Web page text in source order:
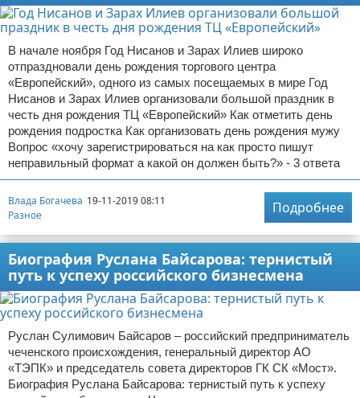
В начале ноября Год Нисанов и Зарах Илиев широко
отпраздновали день рождения торгового центра
«Европейский», одного из самых посещаемых в мире Год
Нисанов и Зарах Илиев организовали большой праздник в
честь дня рождения ТЦ «Европейский» Как отметить день
рождения подростка Как организовать день рождения мужу
Вопрос «хочу зарегистрироваться на как просто пишут
неправильный формат а какой он должен быть?» - 3 ответа
Влада Богачева 19-11-2019 08:11
Разное
Подробнее
Биография Руслана Байсарова: тернистый
путь к успеху российского бизнесмена
Руслан Сулимович Байсаров – российский предприниматель
чеченского происхождения, генеральный директор АО
«ТЭПК» и председатель совета директоров ГК СК «Мост».
Биография Руслана Байсарова: тернистый путь к успеху